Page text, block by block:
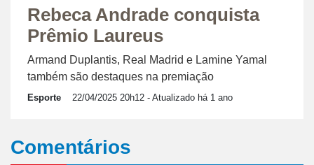
Rebeca Andrade conquista
Prêmio Laureus
Armand Duplantis, Real Madrid e Lamine Yamal
também são destaques na premiação
Esporte 22/04/2025 20h12 - Atualizado há 1 ano
Comentários